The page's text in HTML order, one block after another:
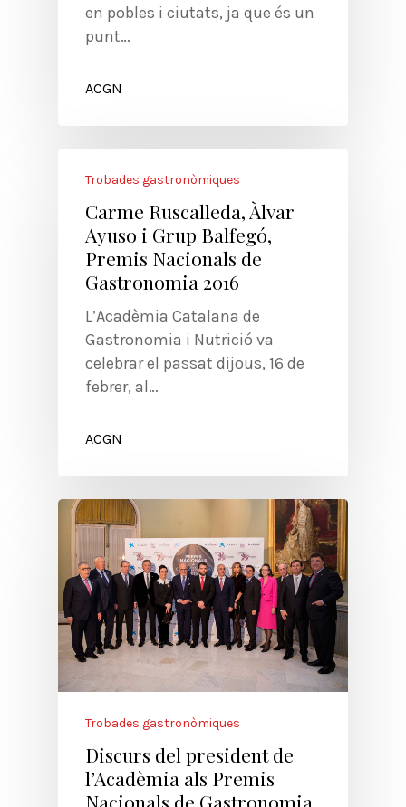
en pobles i ciutats, ja que és un
punt…
ACGN
Trobades gastronòmiques
Carme Ruscalleda, Àlvar
Ayuso i Grup Balfegó,
Premis Nacionals de
Gastronomia 2016
L’Acadèmia Catalana de
Gastronomia i Nutrició va
celebrar el passat dijous, 16 de
febrer, al…
ACGN
Trobades gastronòmiques
Discurs del president de
l’Acadèmia als Premis
Nacionals de Gastronomia